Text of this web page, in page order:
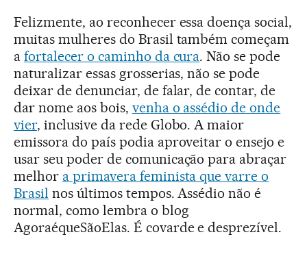
Felizmente, ao reconhecer essa doença social,
muitas mulheres do Brasil também começam
a fortalecer o caminho da cura. Não se pode
naturalizar essas grosserias, não se pode
deixar de denunciar, de falar, de contar, de
dar nome aos bois, venha o assédio de onde
vier, inclusive da rede Globo. A maior
emissora do país podia aproveitar o ensejo e
usar seu poder de comunicação para abraçar
melhor a primavera feminista que varre o
Brasil nos últimos tempos. Assédio não é
normal, como lembra o blog
AgoraéqueSãoElas. É covarde e desprezível.